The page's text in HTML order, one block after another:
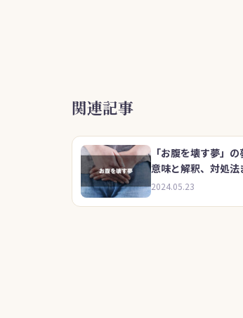
o
k
関連記事
「お腹を壊す夢」
意味と解釈、対処
2024.05.23